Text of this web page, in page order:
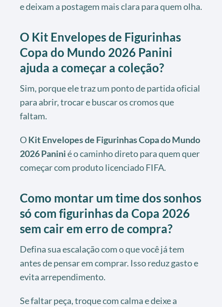
e deixam a postagem mais clara para quem olha.
O Kit Envelopes de Figurinhas
Copa do Mundo 2026 Panini
ajuda a começar a coleção?
Sim, porque ele traz um ponto de partida oficial
para abrir, trocar e buscar os cromos que
faltam.
OKit Envelopes de Figurinhas Copa do Mundo
2026 Paninié o caminho direto para quem quer
começar com produto licenciado FIFA.
Como montar um time dos sonhos
só com figurinhas da Copa 2026
sem cair em erro de compra?
Defina sua escalação com o que você já tem
antes de pensar em comprar. Isso reduz gasto e
evita arrependimento.
Se faltar peça, troque com calma e deixe a